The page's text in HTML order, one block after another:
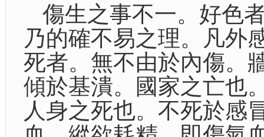
傷生之事不一。好色
乃的確不易之理。凡外
死者。無不由於內傷。
傾於基潰。國家之亡也
人身之死也。不死於感